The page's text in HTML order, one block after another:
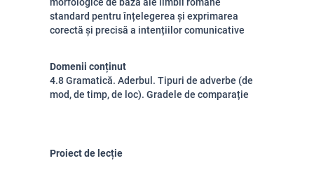
standard pentru înțelegerea și exprimarea
corectă și precisă a intențiilor comunicative
Domenii conținut
4.8 Gramatică. Aderbul. Tipuri de adverbe (de
mod, de timp, de loc). Gradele de comparație
Proiect de lecție